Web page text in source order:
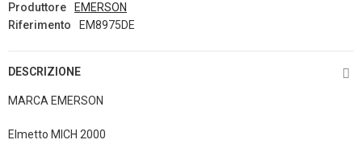
Produttore
EMERSON
Riferimento
EM8975DE
DESCRIZIONE
MARCA EMERSON
Elmetto MICH 2000